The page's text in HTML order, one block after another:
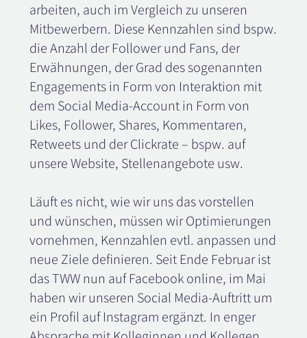
arbeiten, auch im Vergleich zu unseren
Mitbewerbern. Diese Kennzahlen sind bspw.
die Anzahl der Follower und Fans, der
Erwähnungen, der Grad des sogenannten
Engagements in Form von Interaktion mit
dem Social Media-Account in Form von
Likes, Follower, Shares, Kommentaren,
Retweets und der Clickrate – bspw. auf
unsere Website, Stellenangebote usw.
Läuft es nicht, wie wir uns das vorstellen
und wünschen, müssen wir Optimierungen
vornehmen, Kennzahlen evtl. anpassen und
neue Ziele definieren. Seit Ende Februar ist
das TWW nun auf Facebook online, im Mai
haben wir unseren Social Media-Auftritt um
ein Profil auf Instagram ergänzt. In enger